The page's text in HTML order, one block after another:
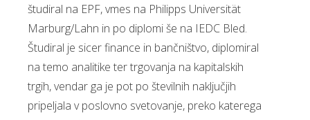
študiral na EPF, vmes na Philipps Universität
Marburg/Lahn in po diplomi še na IEDC Bled.
Študiral je sicer finance in bančništvo, diplomiral
na temo analitike ter trgovanja na kapitalskih
trgih, vendar ga je pot po številnih naključjih
pripeljala v poslovno svetovanje, preko katerega